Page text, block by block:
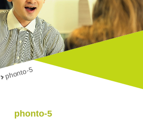
phonto-5
phonto-5